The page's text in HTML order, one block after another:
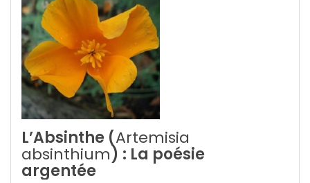
L’Absinthe (Artemisia
absinthium) : La poésie
argentée